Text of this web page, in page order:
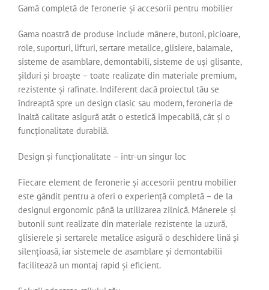
Gamă completă de feronerie și accesorii pentru mobilier
Gama noastră de produse include mânere, butoni, picioare,
role, suporturi, lifturi, sertare metalice, glisiere, balamale,
sisteme de asamblare, demontabili, sisteme de uși glisante,
șilduri și broaște – toate realizate din materiale premium,
rezistente și rafinate. Indiferent dacă proiectul tău se
îndreaptă spre un design clasic sau modern, feroneria de
înaltă calitate asigură atât o estetică impecabilă, cât și o
funcționalitate durabilă.
Design și funcționalitate – într-un singur loc
Fiecare element de feronerie și accesorii pentru mobilier
este gândit pentru a oferi o experiență completă – de la
designul ergonomic până la utilizarea zilnică. Mânerele și
butonii sunt realizate din materiale rezistente la uzură,
glisierele și sertarele metalice asigură o deschidere lină și
silențioasă, iar sistemele de asamblare și demontabilii
facilitează un montaj rapid și eficient.